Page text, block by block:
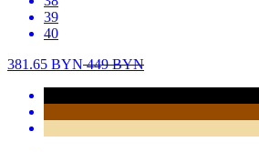
39
40
381.65 BYN449BYN